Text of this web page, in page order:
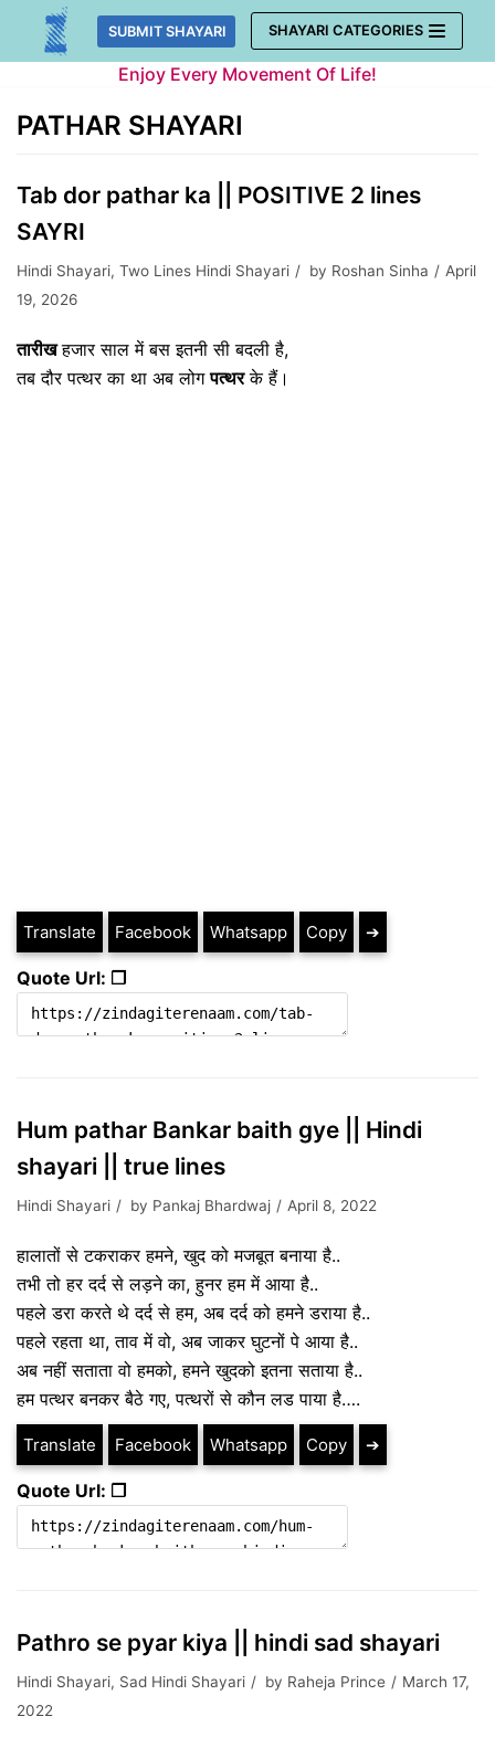
Skip
SUBMIT SHAYARI SHAYARI CATEGORIES
Enjoy Every Movement Of Life!
PATHAR SHAYARI
Tab dor pathar ka || POSITIVE 2 lines
SAYRI
Hindi Shayari, Two Lines Hindi Shayari by Roshan Sinha
April
19, 2026
तारीखहजार साल में बस इतनी सी बदली है,
तब दौर पत्थर का था अब लोगपत्थरके हैं।
Translate Facebook Whatsapp Copy ➔
Quote Url: ❐
Hum pathar Bankar baith gye || Hindi
shayari || true lines
Hindi Shayari by Pankaj Bhardwaj April 8, 2022
हालातों से टकराकर हमने, खुद को मजबूत बनाया है..
तभी तो हर दर्द से लड़ने का, हुनर ​​हम में आया है..
पहले डरा करते थे दर्द से हम, अब दर्द को हमने डराया है..
पहले रहता था, ताव में वो, अब जाकर घुटनों पे आया है..
अब नहीं सताता वो हमको, हमने खुदको इतना सताया है..
हम पत्थर बनकर बैठे गए, पत्थरों से कौन लड पाया है….
Translate Facebook Whatsapp Copy ➔
Quote Url: ❐
Pathro se pyar kiya || hindi sad shayari
Hindi Shayari, Sad Hindi Shayari by Raheja Prince
March 17,
2022